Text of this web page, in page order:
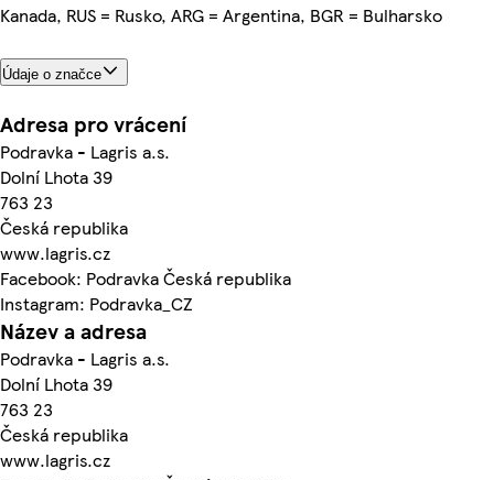
Kanada, RUS = Rusko, ARG = Argentina, BGR = Bulharsko
Údaje o značce
Adresa pro vrácení
Podravka - Lagris a.s.
Dolní Lhota 39
763 23
Česká republika
www.lagris.cz
Facebook: Podravka Česká republika
Instagram: Podravka_CZ
Název a adresa
Podravka - Lagris a.s.
Dolní Lhota 39
763 23
Česká republika
www.lagris.cz